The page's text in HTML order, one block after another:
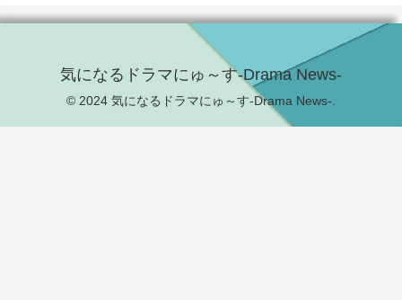
気になるドラマにゅ～す-Drama News-
© 2024 気になるドラマにゅ～す-Drama News-.